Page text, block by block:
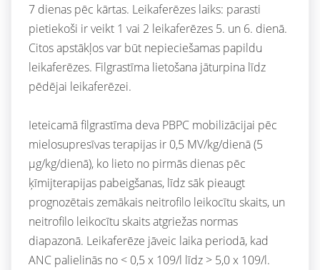
7 dienas pēc kārtas. Leikaferēzes laiks: parasti
pietiekoši ir veikt 1 vai 2 leikaferēzes 5. un 6. dienā.
Citos apstākļos var būt nepieciešamas papildu
leikaferēzes. Filgrastīma lietošana jāturpina līdz
pēdējai leikaferēzei.
Ieteicamā filgrastīma deva PBPC mobilizācijai pēc
mielosupresīvas terapijas ir 0,5 MV/kg/dienā (5
μg/kg/dienā), ko lieto no pirmās dienas pēc
ķīmijterapijas pabeigšanas, līdz sāk pieaugt
prognozētais zemākais neitrofilo leikocītu skaits, un
neitrofilo leikocītu skaits atgriežas normas
diapazonā. Leikaferēze jāveic laika periodā, kad
ANC palielinās no < 0,5 x 109/l līdz > 5,0 x 109/l.